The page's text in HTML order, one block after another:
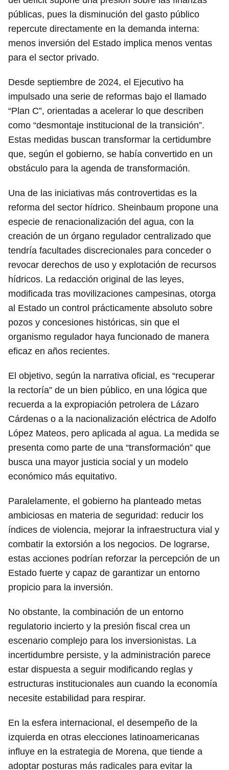
públicas, pues la disminución del gasto público
repercute directamente en la demanda interna:
menos inversión del Estado implica menos ventas
para el sector privado.
Desde septiembre de 2024, el Ejecutivo ha
impulsado una serie de reformas bajo el llamado
“Plan C”, orientadas a acelerar lo que describen
como “desmontaje institucional de la transición”.
Estas medidas buscan transformar la certidumbre
que, según el gobierno, se había convertido en un
obstáculo para la agenda de transformación.
Una de las iniciativas más controvertidas es la
reforma del sector hídrico. Sheinbaum propone una
especie de renacionalización del agua, con la
creación de un órgano regulador centralizado que
tendría facultades discrecionales para conceder o
revocar derechos de uso y explotación de recursos
hídricos. La redacción original de las leyes,
modificada tras movilizaciones campesinas, otorga
al Estado un control prácticamente absoluto sobre
pozos y concesiones históricas, sin que el
organismo regulador haya funcionado de manera
eficaz en años recientes.
El objetivo, según la narrativa oficial, es “recuperar
la rectoría” de un bien público, en una lógica que
recuerda a la expropiación petrolera de Lázaro
Cárdenas o a la nacionalización eléctrica de Adolfo
López Mateos, pero aplicada al agua. La medida se
presenta como parte de una “transformación” que
busca una mayor justicia social y un modelo
económico más equitativo.
Paralelamente, el gobierno ha planteado metas
ambiciosas en materia de seguridad: reducir los
índices de violencia, mejorar la infraestructura vial y
combatir la extorsión a los negocios. De lograrse,
estas acciones podrían reforzar la percepción de un
Estado fuerte y capaz de garantizar un entorno
propicio para la inversión.
No obstante, la combinación de un entorno
regulatorio incierto y la presión fiscal crea un
escenario complejo para los inversionistas. La
incertidumbre persiste, y la administración parece
estar dispuesta a seguir modificando reglas y
estructuras institucionales aun cuando la economía
necesite estabilidad para respirar.
En la esfera internacional, el desempeño de la
izquierda en otras elecciones latinoamericanas
influye en la estrategia de Morena, que tiende a
adoptar posturas más radicales para evitar la